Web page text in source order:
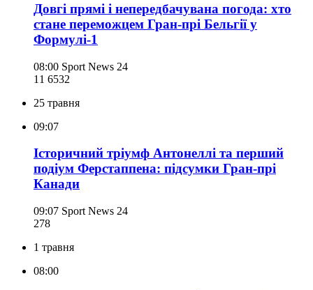
Довгі прямі і непередбачувана погода: хто
стане переможцем Гран-прі Бельгії у
Формулі-1
08:00 Sport News 24
11 6532
25 травня
09:07
Історичний тріумф Антонеллі та перший
подіум Ферстаппена: підсумки Гран-прі
Канади
09:07 Sport News 24
278
1 травня
08:00